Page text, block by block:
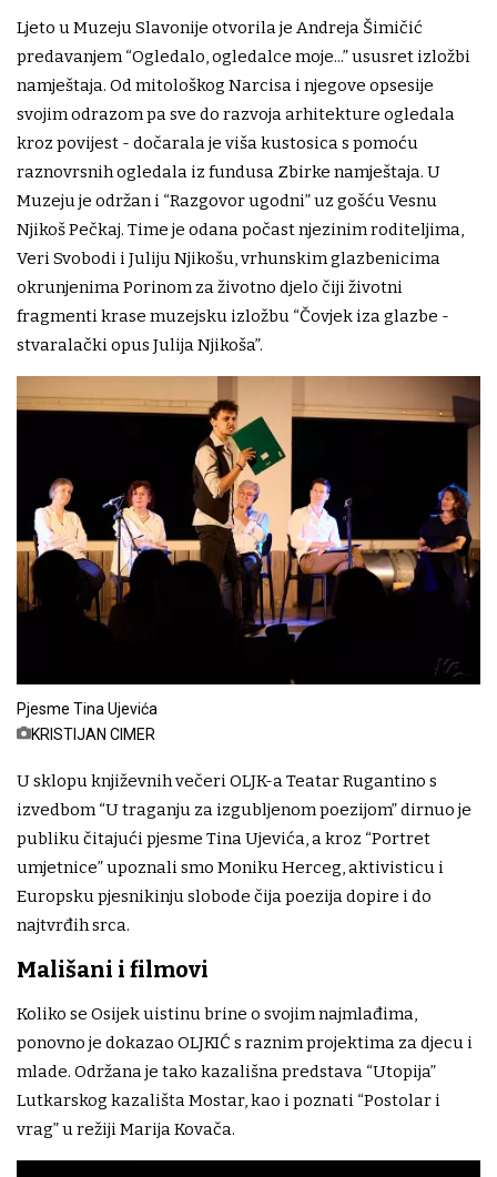
Ljeto u Muzeju Slavonije otvorila je Andreja Šimičić
predavanjem “Ogledalo, ogledalce moje...” ususret izložbi
namještaja. Od mitološkog Narcisa i njegove opsesije
svojim odrazom pa sve do razvoja arhitekture ogledala
kroz povijest - dočarala je viša kustosica s pomoću
raznovrsnih ogledala iz fundusa Zbirke namještaja. U
Muzeju je održan i “Razgovor ugodni” uz gošću Vesnu
Njikoš Pečkaj. Time je odana počast njezinim roditeljima,
Veri Svobodi i Juliju Njikošu, vrhunskim glazbenicima
okrunjenima Porinom za životno djelo čiji životni
fragmenti krase muzejsku izložbu “Čovjek iza glazbe -
stvaralački opus Julija Njikoša”.
Pjesme Tina Ujevića
KRISTIJAN CIMER
U sklopu književnih večeri OLJK-a Teatar Rugantino s
izvedbom “U traganju za izgubljenom poezijom” dirnuo je
publiku čitajući pjesme Tina Ujevića, a kroz “Portret
umjetnice” upoznali smo Moniku Herceg, aktivisticu i
Europsku pjesnikinju slobode čija poezija dopire i do
najtvrđih srca.
Mališani i filmovi
Koliko se Osijek uistinu brine o svojim najmlađima,
ponovno je dokazao OLJKIĆ s raznim projektima za djecu i
mlade. Održana je tako kazališna predstava “Utopija”
Lutkarskog kazališta Mostar, kao i poznati “Postolar i
vrag” u režiji Marija Kovača.